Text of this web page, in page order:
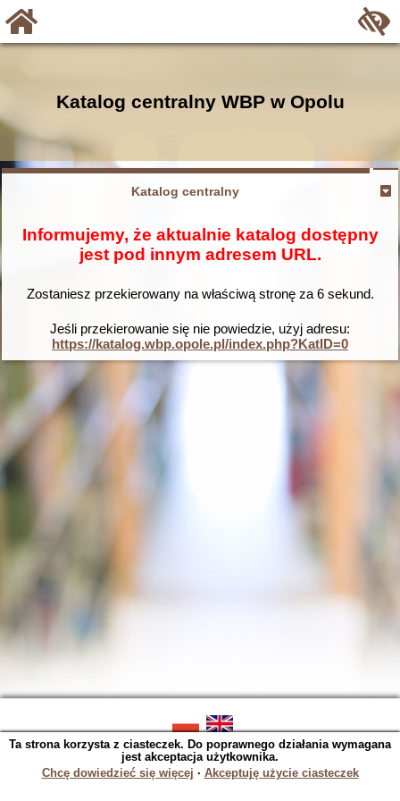
Katalog centralny WBP w Opolu
Katalog centralny
Informujemy, że aktualnie katalog dostępny
jest pod innym adresem URL.
Zostaniesz przekierowany na właściwą stronę za 6sekund.
Jeśli przekierowanie się nie powiedzie, użyj adresu:
https://katalog.wbp.opole.pl/index.php?KatID=0
SOWA OPAC v. 5.22.16 (2023-06-07)
Wygenerowano w 0,0208 s.
Ta strona korzysta z ciasteczek. Do poprawnego działania wymagana
jest akceptacja użytkownika.
Chcę dowiedzieć się więcej ∙ Akceptuję użycie ciasteczek